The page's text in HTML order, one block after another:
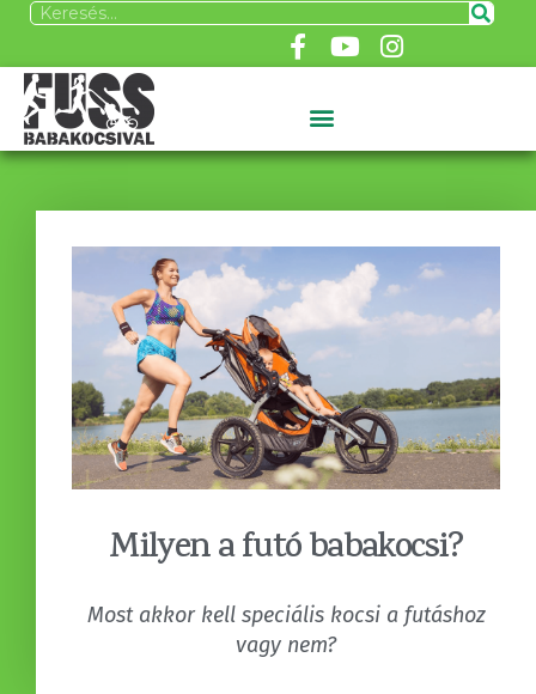
Milyen a futó babakocsi?
Most akkor kell speciális kocsi a futáshoz
vagy nem?